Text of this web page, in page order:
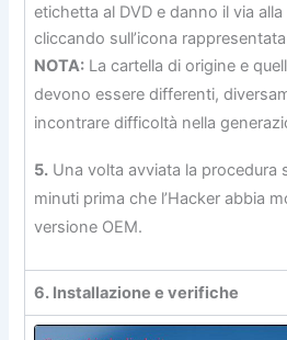
etichetta al DVD e danno il via
cliccando sull’icona
NOTA: La cartella di origine e
devono essere differenti,
incontrare difficoltà nella
5. Una volta avviata la procedura
minuti prima che l’Hacker abbia
versione OEM.
6. Installazione e verifiche